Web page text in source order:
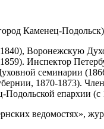
Каменец-
Воронежскую
Инспектор
семинарии
1870-1873).
епархии (с
ведомостях»,